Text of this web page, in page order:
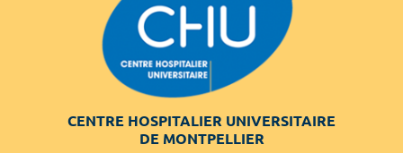
CENTRE HOSPITALIER UNIVERSITAIRE
DE MONTPELLIER